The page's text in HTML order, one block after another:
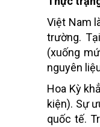
Việt Nam
trường.
(xuống
nguyên
Hoa Kỳ
kiện). Sự
quốc tế.